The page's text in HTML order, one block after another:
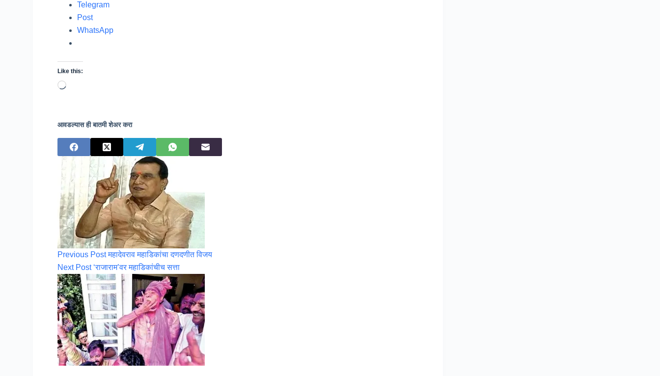
Telegram
Post
WhatsApp
Like this:
Loading…
आवडल्यास ही बातमी शेअर करा
Previous Post महादेवराव महाडिकांचा दणदणीत विजय
Next Post ‘राजाराम’वर महाडिकांचीच सत्ता